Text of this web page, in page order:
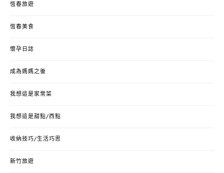
恆春旅遊
恆春美食
懷孕日誌
成為媽媽之後
我想這是家常菜
我想這是甜點/西點
收納技巧/生活巧思
新竹旅遊